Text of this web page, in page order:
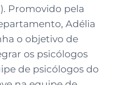
Promovido pela
Adélia
o objetivo de
os psicólogos
de psicólogos do